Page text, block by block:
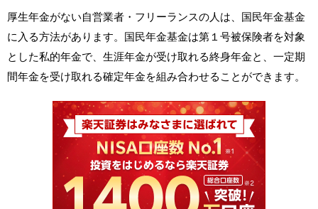
厚生年金がない自営業者・フリーランスの人は、国民年金基金
に入る方法があります。国民年金基金は第１号被保険者を対象
とした私的年金で、生涯年金が受け取れる終身年金と、一定期
間年金を受け取れる確定年金を組み合わせることができます。